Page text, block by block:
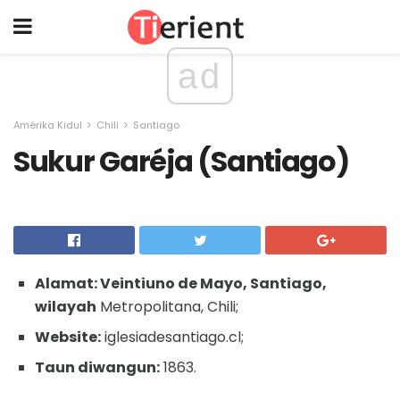
ad
Amérika Kidul Chili Santiago
Sukur Garéja (Santiago)
Alamat: Veintiuno de Mayo, Santiago,
wilayah Metropolitana, Chili;
Website:iglesiadesantiago.cl;
Taun diwangun:1863.